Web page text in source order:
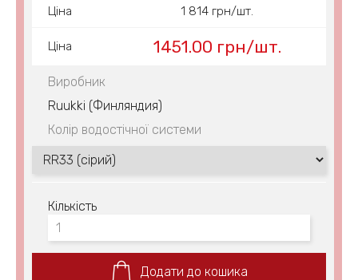
Ціна 1 814 грн/шт.
Ціна 1451.00 грн/шт.
Виробник
Ruukki (Финляндия)
Колір водостічної системи
Кількість
Додати до кошика